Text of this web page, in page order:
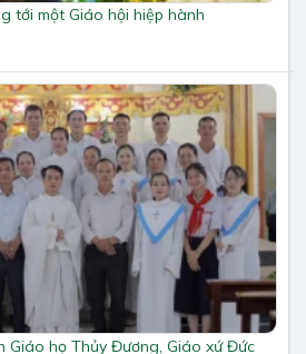
tới một Giáo hội hiệp hành
Giáo họ Thủy Đương, Giáo xứ Đức